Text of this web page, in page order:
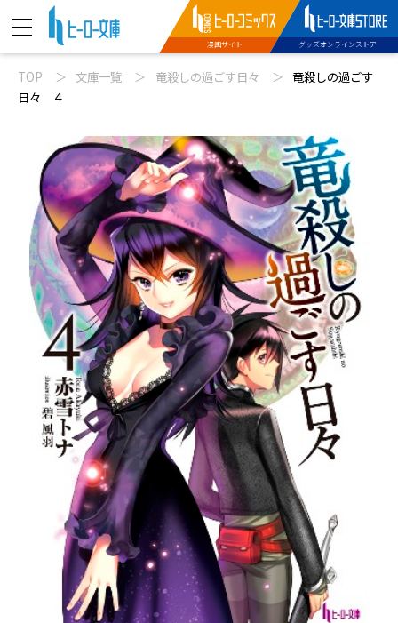
ニュース
動画
文庫新刊
コミックス配信
特設サイト
ヒーロー文庫
ヒーローコミックス
漫画サイト グッズオンラインストア
TOP 文庫一覧 竜殺しの過ごす日々
竜殺しの過ごす
日々 ４